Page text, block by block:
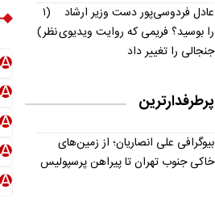
عادل فردوسی‌پور دست وزیر ارشاد
را بوسید؟ فریمی که روایت ویدیوی
جنجالی را تغییر داد
(۱
نظر)
پرطرفدارترین
بیوگرافی علی انصاریان؛ از زمین‌های
خاکی جنوب تهران تا پیراهن پرسپولیس